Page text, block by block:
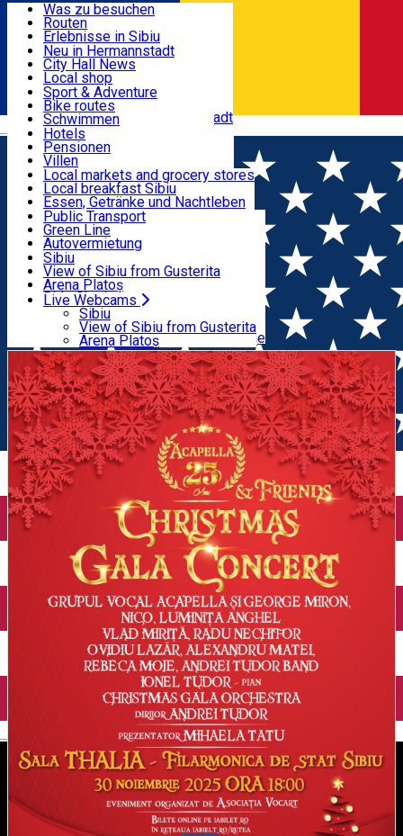
Română
Nützliche informationen
Aktivitäten & Abenteuer
Unterkunft
Essen, Getränke & Nachtleben
Transport & Parken
Live Webcams
Was zu besuchen
Routen
Erlebnisse in Sibiu
Podcast
Kultur
Museen
Kirchen
Parks, Zoo
Im Umkreis von Hermannstadt
Neu in Hermannstadt
City Hall News
Local shop
Sibiu Handwerker
Sibiul Verde
Public services
Bildung
Wie komme ich nach Sibiu?
Touristeninfo
Reiseführer
Guided tours
Local publication
Schönheitssalon
Sport & Adventure
Bike routes
Schwimmen
Reiten
Fitnessstudio
Loc de joacă indoor
Loc de joacă outdoor
Ski
Eislaufen
Yoga
Hotels
Pensionen
Villen
Hostels
Motels
Camping
Zimmer zu vermieten
Wohnungen
Unterkunft außerhalb von Sibiu
Local markets and grocery stores
Local breakfast Sibiu
Essen, Getränke und Nachtleben
Pizza
Fast Food
Kaffeestube
Konditorei
Pub, Bar
Nachtclubs
Bäckerei
Public Transport
Green Line
Autovermietung
Fahrad verleih
Scooter rentals
Taxi
Ride Sharing
Park-Tickets
Parkplätze
Ladestationen für Elektrofahrzeuge
Sibiu
View of Sibiu from Gusterita
Arena Platoș
Live Webcams
Sibiu
View of Sibiu from Gusterita
Arena Platoș
Home Concert
Christmas Gala Concert-Acapella &
Friends 25Ani